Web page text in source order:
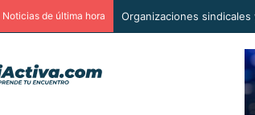
Noticias de última hora Organizaciones